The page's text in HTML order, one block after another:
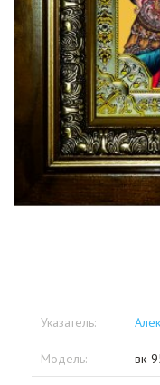
Указатель:
Модель: вк-